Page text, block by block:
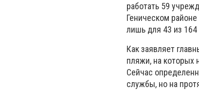
работать 59
Геническом
лишь для 43 из
Как заявляет
пляжи, на которых
Сейчас
службы, но на